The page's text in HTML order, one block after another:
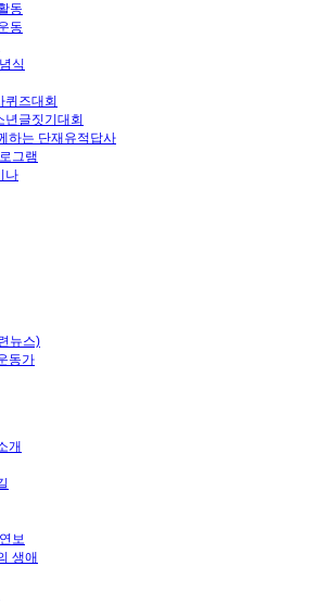
동
동
식
퀴즈대회
년글짓기대회
하는 단재유적답사
그램
나
뉴스)
동가
개
보
생애